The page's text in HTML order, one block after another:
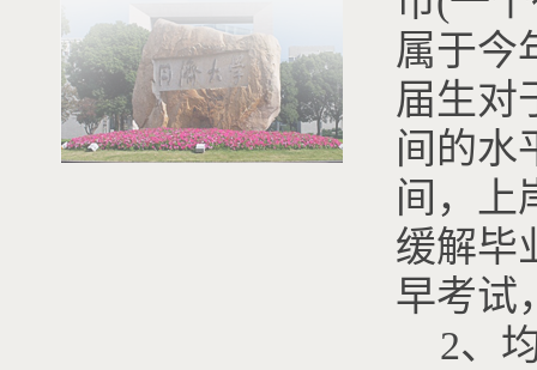
属于今
届生对
间的水
间，上
缓解毕
早考试
2、